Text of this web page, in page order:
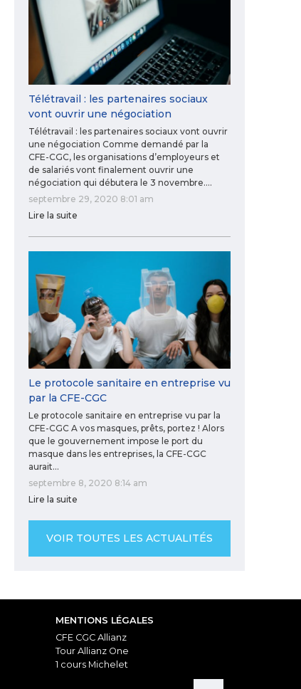
Télétravail : les partenaires sociaux
vont ouvrir une négociation
Télétravail : les partenaires sociaux vont ouvrir
une négociation Comme demandé par la
CFE-CGC, les organisations d’employeurs et
de salariés vont finalement ouvrir une
négociation qui débutera le 3 novembre.…
septembre 29, 2020 8:01 am
Lire la suite
Le protocole sanitaire en entreprise vu
par la CFE-CGC
Le protocole sanitaire en entreprise vu par la
CFE-CGC A vos masques, prêts, portez ! Alors
que le gouvernement impose le port du
masque dans les entreprises, la CFE-CGC
aurait…
septembre 8, 2020 8:14 am
Lire la suite
VOIR TOUTES LES ACTUALITÉS
MENTIONS LÉGALES
CFE CGC Allianz
Tour Allianz One
1 cours Michelet